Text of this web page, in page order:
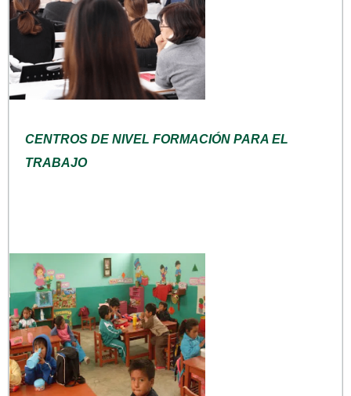
CENTROS DE NIVEL FORMACIÓN PARA EL
TRABAJO